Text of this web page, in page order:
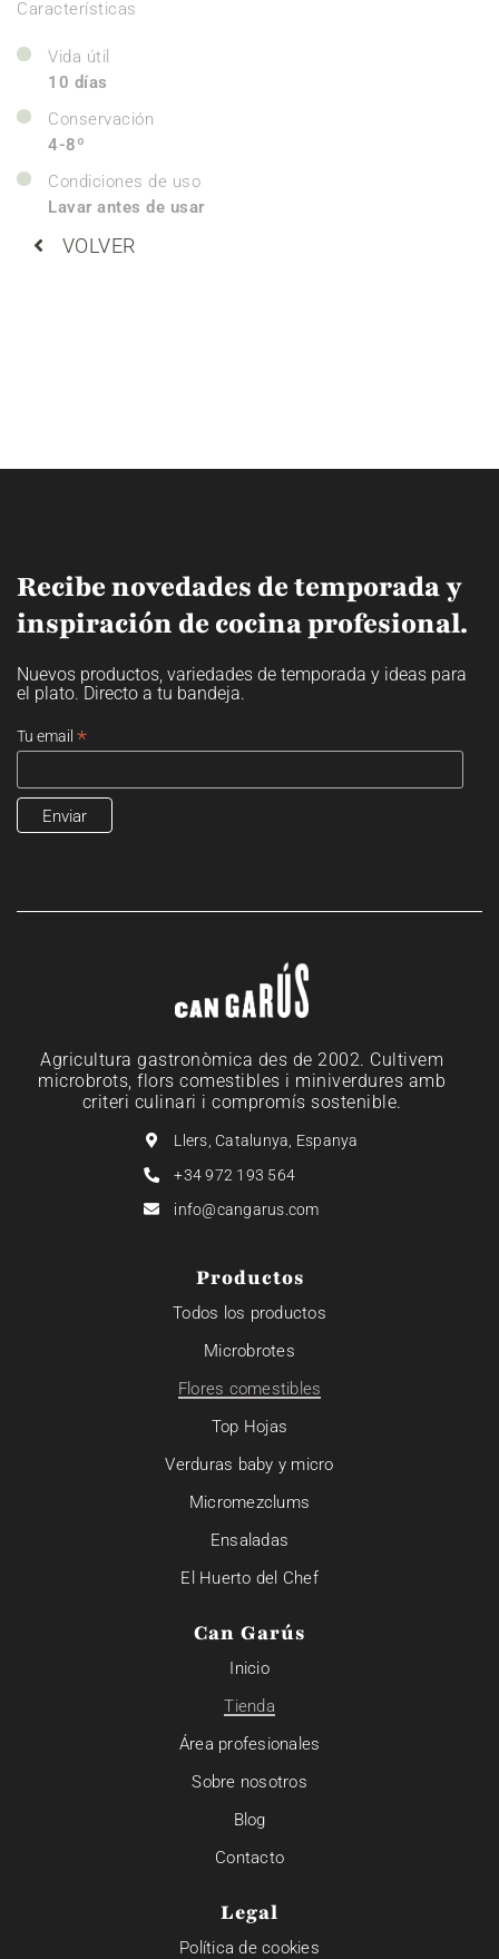
Características
Vida útil
10 días
Conservación
4-8º
Condiciones de uso
Lavar antes de usar
VOLVER
Recibe novedades de temporada y
inspiración de cocina profesional.
Nuevos productos, variedades de temporada y ideas para
el plato. Directo a tu bandeja.
Tu email *
Agricultura gastronòmica des de 2002. Cultivem
microbrots, flors comestibles i miniverdures amb
criteri culinari i compromís sostenible.
Llers, Catalunya, Espanya
+34 972 193 564
info@cangarus.com
Productos
Todos los productos
Microbrotes
Flores comestibles
Top Hojas
Verduras baby y micro
Micromezclums
Ensaladas
El Huerto del Chef
Can Garús
Inicio
Tienda
Área profesionales
Sobre nosotros
Blog
Contacto
Legal
Política de cookies